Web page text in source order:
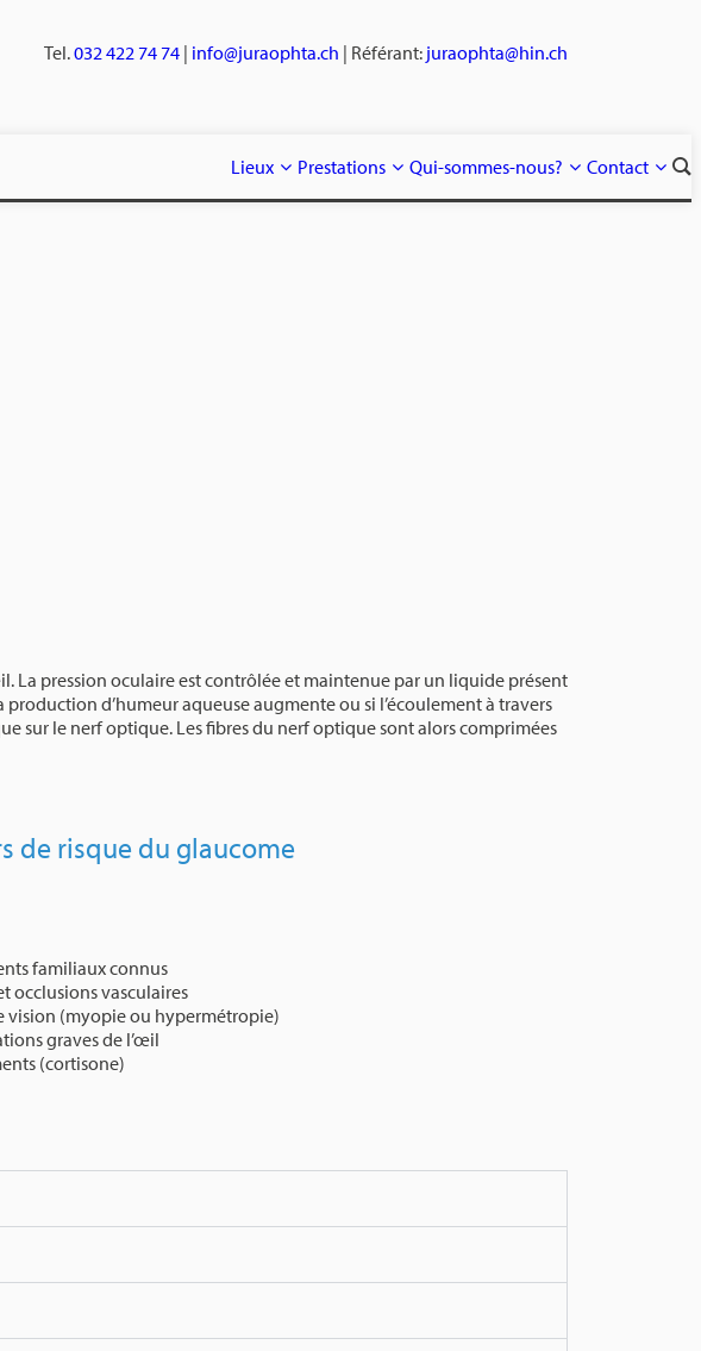
Tel.032 422 74 74 | info@juraophta.ch | Référant: juraophta@hin.ch
Lieux Prestations Qui-sommes-nous? Contact
La pression oculaire est contrôlée et maintenue par un liquide présent
production d’humeur aqueuse augmente ou si l’écoulement à travers
sur le nerf optique. Les fibres du nerf optique sont alors comprimées
de risque du glaucome
familiaux connus
occlusions vasculaires
vision (myopie ou hypermétropie)
graves de l’œil
(cortisone)